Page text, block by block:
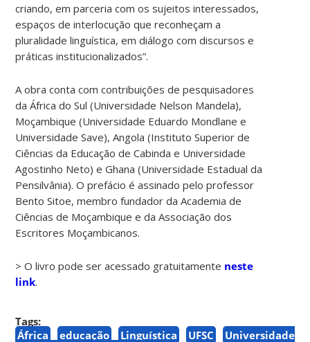
criando, em parceria com os sujeitos interessados,
espaços de interlocução que reconheçam a
pluralidade linguística, em diálogo com discursos e
práticas institucionalizados”.
A obra conta com contribuições de pesquisadores
da África do Sul (Universidade Nelson Mandela),
Moçambique (Universidade Eduardo Mondlane e
Universidade Save), Angola (Instituto Superior de
Ciências da Educação de Cabinda e Universidade
Agostinho Neto) e Ghana (Universidade Estadual da
Pensilvânia). O prefácio é assinado pelo professor
Bento Sitoe, membro fundador da Academia de
Ciências de Moçambique e da Associação dos
Escritores Moçambicanos.
> O livro pode ser acessado gratuitamente neste
link.
Tags:
África
educação Linguística UFSC
Universidade